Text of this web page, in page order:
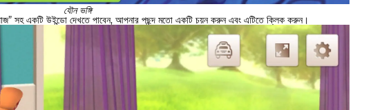
যৌন ভঙ্গি
সহ একটি উইন্ডো দেখতে পাবেন, আপনার পছন্দ মতো একটি চয়ন করুন এবং এটিতে ক্লিক করুন।